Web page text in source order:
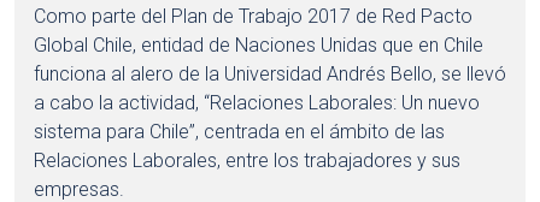
Como parte del Plan de Trabajo 2017 de Red Pacto
Global Chile, entidad de Naciones Unidas que en Chile
funciona al alero de la Universidad Andrés Bello, se llevó
a cabo la actividad, “Relaciones Laborales: Un nuevo
sistema para Chile”, centrada en el ámbito de las
Relaciones Laborales, entre los trabajadores y sus
empresas.